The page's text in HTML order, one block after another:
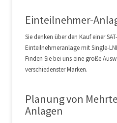
Einteilnehmer-
Sie denken über den Kauf einer
Einteilnehmeranlage mit Single-
Finden Sie bei uns eine große
verschiedenster Marken.
Planung von
Anlagen